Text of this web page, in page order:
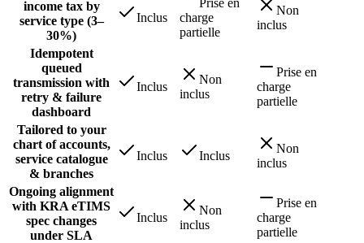
income tax by
service type (3–
30%)
Inclus
charge
partielle
Non
inclus
Idempotent
queued
transmission with
retry & failure
dashboard
Inclus
Non
inclus
Prise en
charge
partielle
Tailored to your
chart of accounts,
service catalogue
& branches
Inclus Inclus
Non
inclus
Ongoing alignment
with KRA eTIMS
spec changes
under SLA
Inclus
Non
inclus
Prise en
charge
partielle